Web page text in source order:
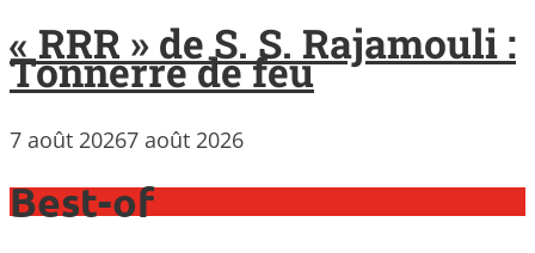
« RRR » de S. S. Rajamouli :
Tonnerre de feu
7 août 20267 août 2026
Best-of